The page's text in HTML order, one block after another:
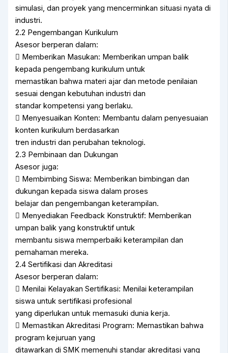
simulasi, dan proyek yang mencerminkan situasi nyata di
industri.
2.2 Pengembangan Kurikulum
Asesor berperan dalam:
 Memberikan Masukan: Memberikan umpan balik
kepada pengembang kurikulum untuk
memastikan bahwa materi ajar dan metode penilaian
sesuai dengan kebutuhan industri dan
standar kompetensi yang berlaku.
 Menyesuaikan Konten: Membantu dalam penyesuaian
konten kurikulum berdasarkan
tren industri dan perubahan teknologi.
2.3 Pembinaan dan Dukungan
Asesor juga:
 Membimbing Siswa: Memberikan bimbingan dan
dukungan kepada siswa dalam proses
belajar dan pengembangan keterampilan.
 Menyediakan Feedback Konstruktif: Memberikan
umpan balik yang konstruktif untuk
membantu siswa memperbaiki keterampilan dan
pemahaman mereka.
2.4 Sertifikasi dan Akreditasi
Asesor berperan dalam:
 Menilai Kelayakan Sertifikasi: Menilai keterampilan
siswa untuk sertifikasi profesional
yang diperlukan untuk memasuki dunia kerja.
 Memastikan Akreditasi Program: Memastikan bahwa
program kejuruan yang
ditawarkan di SMK memenuhi standar akreditasi yang